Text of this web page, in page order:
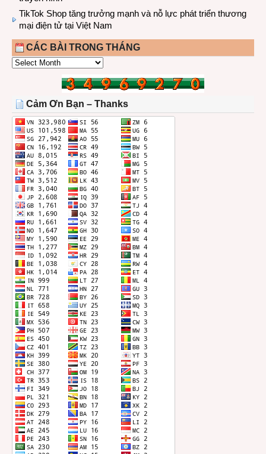
TikTok Shop tăng trưởng mạnh và nỗ lực phát triển thương
mại điện tử tại Việt Nam
CÁC BÀI TRONG THÁNG
CÁC
THÁNG
Cảm Ơn Bạn – Thanks